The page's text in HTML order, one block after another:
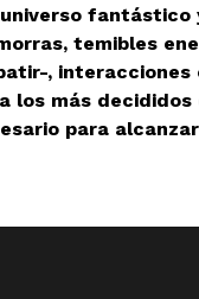
fantástico
temibles
, interacciones
los más decididos
para